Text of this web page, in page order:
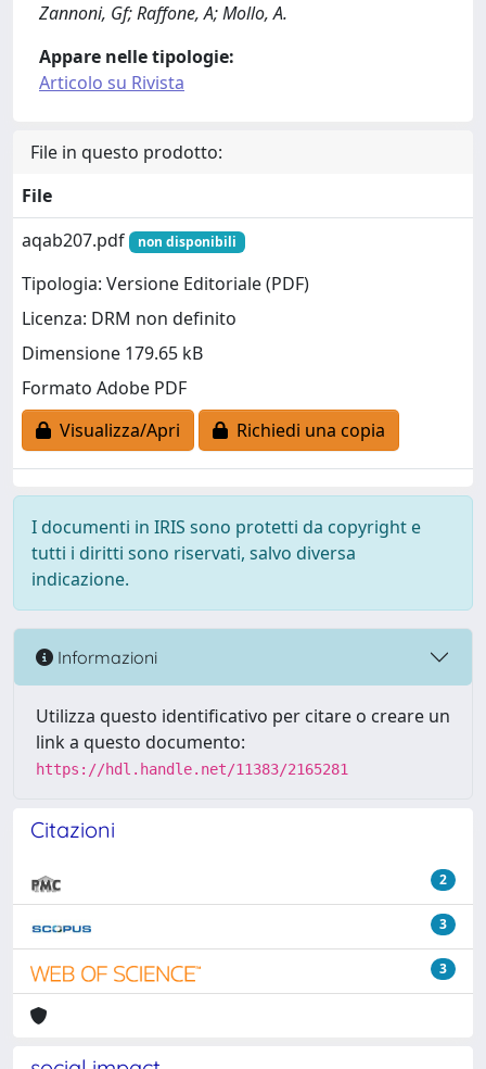
Zannoni, Gf; Raffone, A; Mollo, A.
Appare nelle tipologie:
Articolo su Rivista
File in questo prodotto:
File
aqab207.pdf
non disponibili
Tipologia: Versione Editoriale (PDF)
Licenza: DRM non definito
Dimensione 179.65 kB
Formato Adobe PDF
Visualizza/Apri
Richiedi una copia
I documenti in IRIS sono protetti da copyright e
tutti i diritti sono riservati, salvo diversa
indicazione.
Informazioni
Utilizza questo identificativo per citare o creare un
link a questo documento:
https://hdl.handle.net/11383/2165281
Citazioni
2
3
3